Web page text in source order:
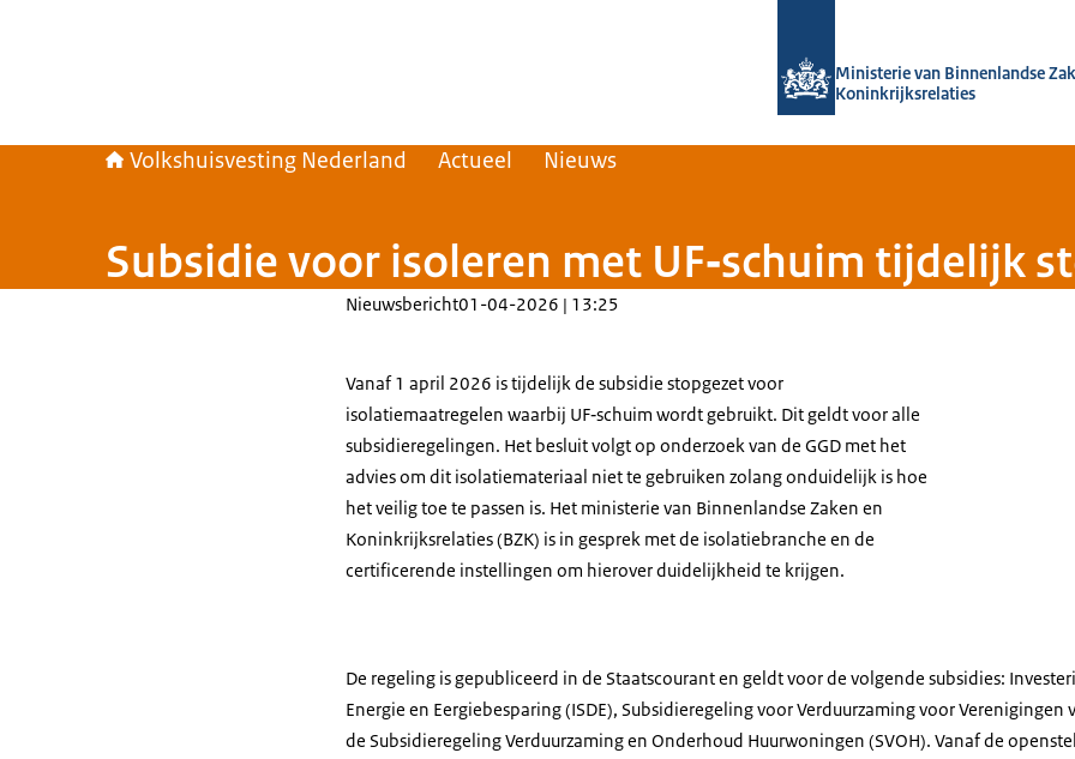
Ministerie van Binnenlandse
Koninkrijksrelaties
Volkshuisvesting Nederland Actueel Nieuws
Subsidie voor isoleren met UF‑schuim tijdelijk
Nieuwsbericht01-04-2026 | 13:25
Vanaf 1 april 2026 is tijdelijk de subsidie stopgezet voor
isolatiemaatregelen waarbij UF‑schuim wordt gebruikt. Dit geldt voor alle
subsidieregelingen. Het besluit volgt op onderzoek van de GGD met het
advies om dit isolatiemateriaal niet te gebruiken zolang onduidelijk is hoe
het veilig toe te passen is. Het ministerie van Binnenlandse Zaken en
Koninkrijksrelaties (BZK) is in gesprek met de isolatiebranche en de
certificerende instellingen om hierover duidelijkheid te krijgen.
De regeling is gepubliceerd in de Staatscourant en geldt voor de volgende subsidies:
Energie en Eergiebesparing (ISDE), Subsidieregeling voor Verduurzaming voor Verenigingen
de Subsidieregeling Verduurzaming en Onderhoud Huurwoningen (SVOH). Vanaf de